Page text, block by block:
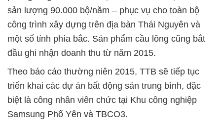
sản lượng 90.000 bộ/năm – phục vụ cho toàn bộ
công trình xây dựng trên địa bàn Thái Nguyên và
một số tỉnh phía bắc. Sản phẩm cầu lông cũng bắt
đầu ghi nhận doanh thu từ năm 2015.
Theo báo cáo thường niên 2015, TTB sẽ tiếp tục
triển khai các dự án bất động sản trung bình, đặc
biệt là công nhân viên chức tại Khu công nghiệp
Samsung Phổ Yên và TBCO3.